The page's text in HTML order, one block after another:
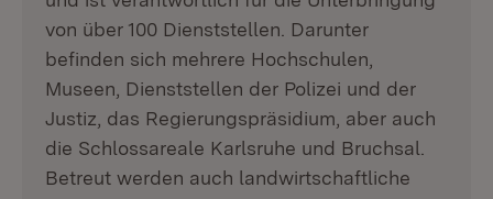
von über 100 Dienststellen. Darunter
befinden sich mehrere Hochschulen,
Museen, Dienststellen der Polizei und der
Justiz, das Regierungspräsidium, aber auch
die Schlossareale Karlsruhe und Bruchsal.
Betreut werden auch landwirtschaftliche